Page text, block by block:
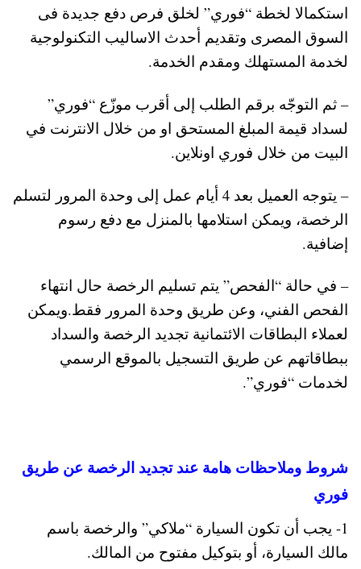
استكمالا لخطة “فوري” لخلق فرص دفع جديدة فى
السوق المصرى وتقديم أحدث الاساليب التكنولوجية
لخدمة المستهلك ومقدم الخدمة.
– ثم التوجّه برقم الطلب إلى أقرب موزّع “فوري”
لسداد قيمة المبلغ المستحق او من خلال الانترنت في
البيت من خلال فوري اونلاين.
– يتوجه العميل بعد 4 أيام عمل إلى وحدة المرور لتسلم
الرخصة، ويمكن استلامها بالمنزل مع دفع رسوم
إضافية.
– في حالة “الفحص” يتم تسليم الرخصة حال انتهاء
الفحص الفني، وعن طريق وحدة المرور فقط.ويمكن
لعملاء البطاقات الائتمانية تجديد الرخصة والسداد
ببطاقاتهم عن طريق التسجيل بالموقع الرسمي
لخدمات “فوري”.
شروط وملاحظات هامة عند تجديد الرخصة عن طريق
فوري
1- يجب أن تكون السيارة “ملاكي” والرخصة باسم
مالك السيارة، أو بتوكيل مفتوح من المالك.